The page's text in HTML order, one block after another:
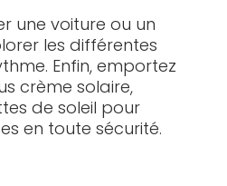
une voiture ou un
les différentes
Enfin, emportez
crème solaire,
de soleil pour
en toute sécurité.